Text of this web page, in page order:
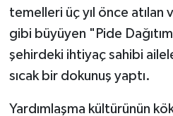
temelleri üç yıl önce atılan
gibi büyüyen "Pide
şehirdeki ihtiyaç sahibi
sıcak bir dokunuş yaptı.
Yardımlaşma kültürünün